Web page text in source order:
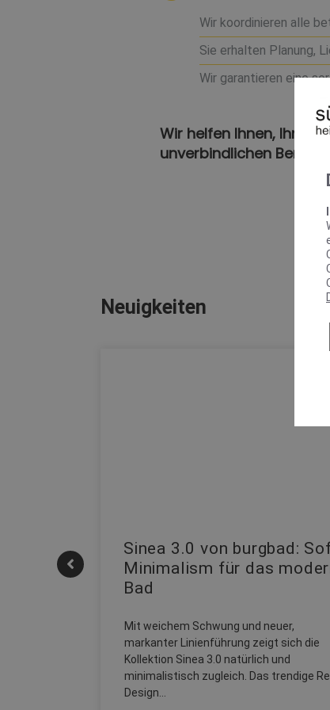
Wir koordinieren alle
Sie erhalten Planung,
Wir garantieren eine
Wir helfen Ihnen, Ihr
unverbindlichen
Neuigkeiten
Sinea 3.0 von burgbad:
Minimalism für das
Bad
Mit weichem Schwung und neuer,
markanter Linienführung zeigt sich die
Kollektion Sinea 3.0 natürlich und
minimalistisch zugleich. Das trendige
Design…